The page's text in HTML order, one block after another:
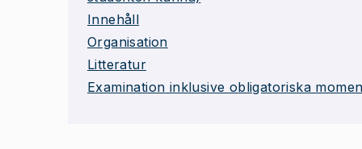
Innehåll
Organisation
Litteratur
Examination inklusive obligatoriska